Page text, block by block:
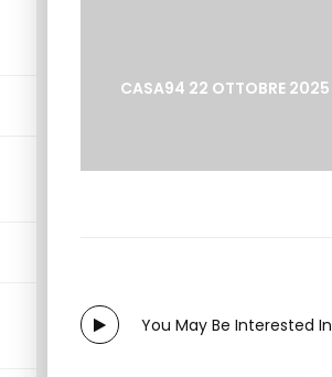
CASA94 22 OTTOBRE 2025
You May Be Interested In